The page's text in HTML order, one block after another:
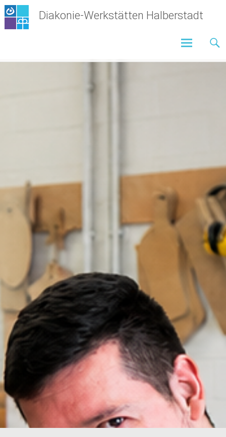
Zum
Inhalt
springen
Diakonie-Werkstätten Halberstadt